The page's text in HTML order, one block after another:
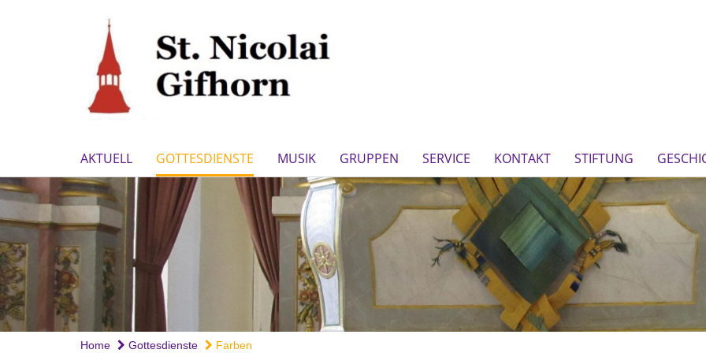
AKTUELL GOTTESDIENSTE MUSIK GRUPPEN SERVICE KONTAKT STIFTUNG
Home Gottesdienste Farben